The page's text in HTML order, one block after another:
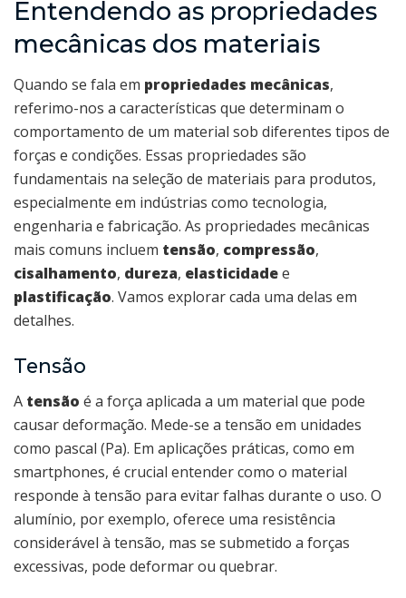
Entendendo as propriedades
mecânicas dos materiais
Quando se fala em propriedades mecânicas,
referimo-nos a características que determinam o
comportamento de um material sob diferentes tipos de
forças e condições. Essas propriedades são
fundamentais na seleção de materiais para produtos,
especialmente em indústrias como tecnologia,
engenharia e fabricação. As propriedades mecânicas
mais comuns incluem tensão, compressão,
cisalhamento, dureza, elasticidadee
plastificação. Vamos explorar cada uma delas em
detalhes.
Tensão
A tensão é a força aplicada a um material que pode
causar deformação. Mede-se a tensão em unidades
como pascal (Pa). Em aplicações práticas, como em
smartphones, é crucial entender como o material
responde à tensão para evitar falhas durante o uso. O
alumínio, por exemplo, oferece uma resistência
considerável à tensão, mas se submetido a forças
excessivas, pode deformar ou quebrar.